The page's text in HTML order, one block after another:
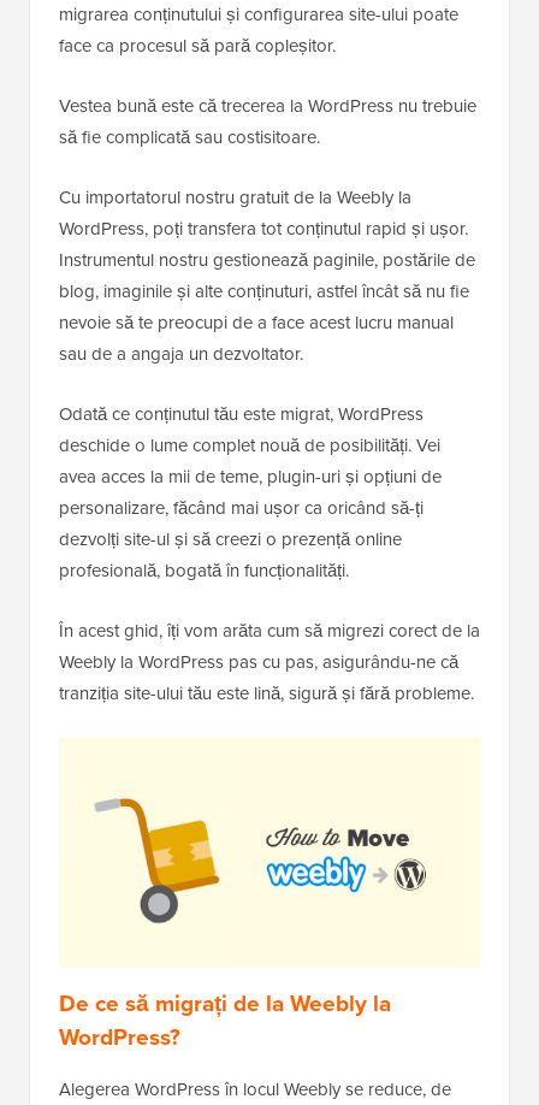
migrarea conținutului și configurarea site-ului poate
face ca procesul să pară copleșitor.
Vestea bună este că trecerea la WordPress nu trebuie
să fie complicată sau costisitoare.
Cu importatorul nostru gratuit de la Weebly la
WordPress, poți transfera tot conținutul rapid și ușor.
Instrumentul nostru gestionează paginile, postările de
blog, imaginile și alte conținuturi, astfel încât să nu fie
nevoie să te preocupi de a face acest lucru manual
sau de a angaja un dezvoltator.
Odată ce conținutul tău este migrat, WordPress
deschide o lume complet nouă de posibilități. Vei
avea acces la mii de teme, plugin-uri și opțiuni de
personalizare, făcând mai ușor ca oricând să-ți
dezvolți site-ul și să creezi o prezență online
profesională, bogată în funcționalități.
În acest ghid, îți vom arăta cum să migrezi corect de la
Weebly la WordPress pas cu pas, asigurându-ne că
tranziția site-ului tău este lină, sigură și fără probleme.
De ce să migrați de la Weebly la
WordPress?
Alegerea WordPress în locul Weebly se reduce, de